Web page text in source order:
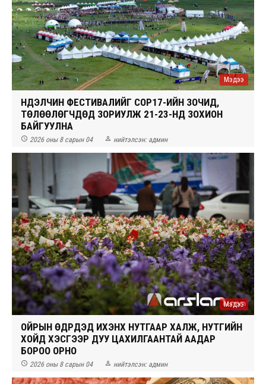
Мэдээ
НҮҮДЭЛЧИН ФЕСТИВАЛИЙГ COP17-ИЙН ЗОЧИД,
ТӨЛӨӨЛӨГЧДӨД ЗОРИУЛЖ 21-23-НД ЗОХИОН
БАЙГУУЛНА
 2026 оны 8 сарын 04  нийтэлсэн: админ
Мэдээ
ОЙРЫН ӨДРҮҮДЭД ИХЭНХ НУТГААР ХАЛЖ, НУТГИЙН
ХОЙД ХЭСГЭЭР ДУУ ЦАХИЛГААНТАЙ ААДАР
БОРОО ОРНО
 2026 оны 8 сарын 04  нийтэлсэн: админ